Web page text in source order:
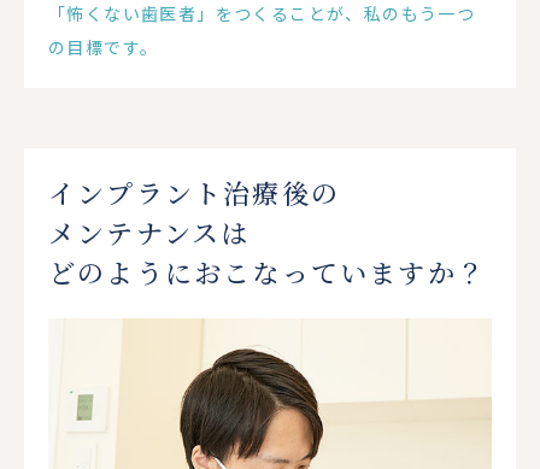
「怖くない歯医者」をつくることが、私のもう一つ
の目標です。
インプラント治療後の
メンテナンスは
どのようにおこなっていますか？